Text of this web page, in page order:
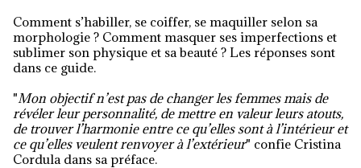
Comment s’habiller, se coiffer, se maquiller selon sa
morphologie ? Comment masquer ses imperfections et
sublimer son physique et sa beauté ? Les réponses sont
dans ce guide.
"Mon objectif n’est pas de changer les femmes mais de
révéler leur personnalité, de mettre en valeur leurs atouts,
de trouver l’harmonie entre ce qu’elles sont à l’intérieur et
ce qu’elles veulent renvoyer à l’extérieur" confie Cristina
Cordula dans sa préface.